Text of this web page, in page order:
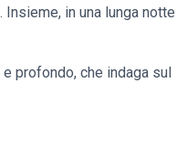
in una lunga notte
profondo, che indaga sul